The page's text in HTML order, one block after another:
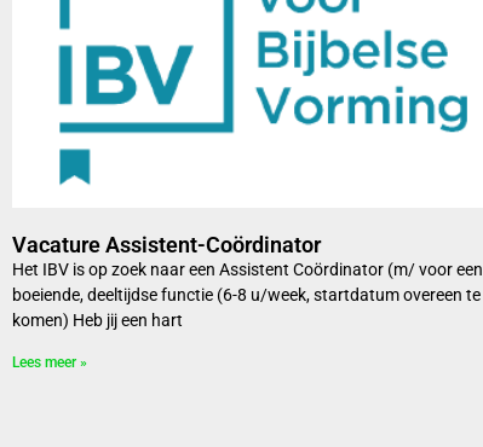
Vacature Assistent-Coördinator
Het IBV is op zoek naar een Assistent Coördinator (m/ voor een
boeiende, deeltijdse functie (6-8 u/week, startdatum overeen te
komen) Heb jij een hart
Lees meer »